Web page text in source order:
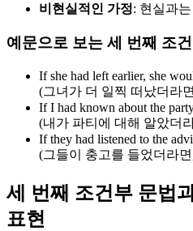
비현실적인 가정: 현실과
예문으로 보는 세 번째 조
If she had left earlier, she
(그녀가 더 일찍 떠났더라
If I had known about the
(내가 파티에 대해 알았더
If they had listened to the
(그들이 충고를 들었더라
세 번째 조건부 문법
표현